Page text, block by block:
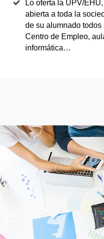
Lo oferta la UPV/
abierta a toda la
de su alumnado
Centro de Empleo,
informática…